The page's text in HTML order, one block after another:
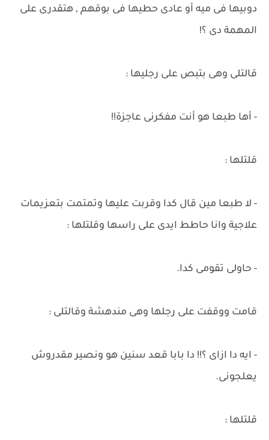
دوبيها فى ميه أو عادى حطيها فى بوقهم , هتقدرى على
المهمة دى ؟!
قالتلى وهى بتبص على رجليها :
- أها طبعا هو أنت مفكرنى عاجزة!!
قلتلها :
- لا طبعا مين قال كدا وقربت عليها وتمتمت بتعزيمات
علاجية وانا حاطط ايدى على راسها وقلتلها :
- حاولى تقومى كدا.
قامت ووقفت على رجلها وهى مندهشة وقالتلى :
- ايه دا ازاى ؟!! دا بابا قعد سنين هو ونصير مقدروش
يعلجونى.
قلتلها :